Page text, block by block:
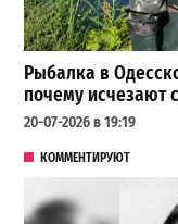
Рыбалка в
почему исчезают
20-07-2026 в 19:19
КОММЕНТИРУЮТ